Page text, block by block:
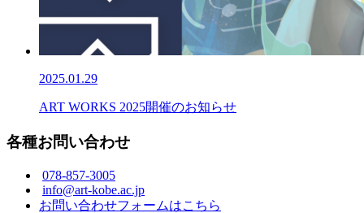
2025.01.29
ART WORKS 2025開催のお知らせ
各種お問い合わせ
078-857-3005
info@art-kobe.ac.jp
お問い合わせフォームはこちら